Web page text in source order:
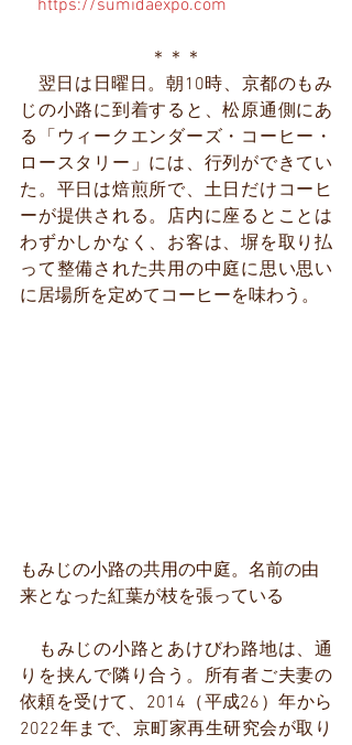
https://sumidaexpo.com
＊＊＊
翌日は日曜日。朝10時、京都のもみ
じの小路に到着すると、松原通側にあ
る「ウィークエンダーズ・コーヒー・
ロースタリー」には、行列ができてい
た。平日は焙煎所で、土日だけコーヒ
ーが提供される。店内に座るとことは
わずかしかなく、お客は、塀を取り払
って整備された共用の中庭に思い思い
に居場所を定めてコーヒーを味わう。
もみじの小路の共用の中庭。名前の由
来となった紅葉が枝を張っている
もみじの小路とあけびわ路地は、通
りを挟んで隣り合う。所有者ご夫妻の
依頼を受けて、2014（平成26）年から
2022年まで、京町家再生研究会が取り